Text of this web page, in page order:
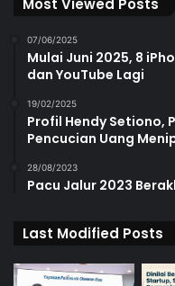
Most Viewed Posts
07/06/2025
Mulai Juni 2025, 8
dan YouTube Lagi
19/02/2025
Profil Hendy Setiono,
Pencucian Uang
28/08/2023
Pacu Jalur 2023
Last Modified Posts